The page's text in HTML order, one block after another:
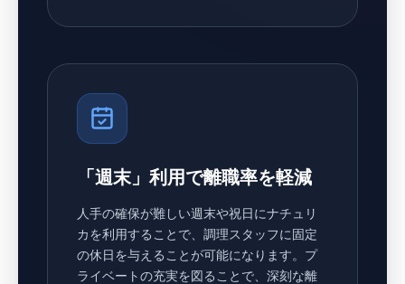
「週末」利用で離職率を軽減
人手の確保が難しい週末や祝日にナチュリ
カを利用することで、調理スタッフに固定
の休日を与えることが可能になります。プ
ライベートの充実を図ることで、深刻な離